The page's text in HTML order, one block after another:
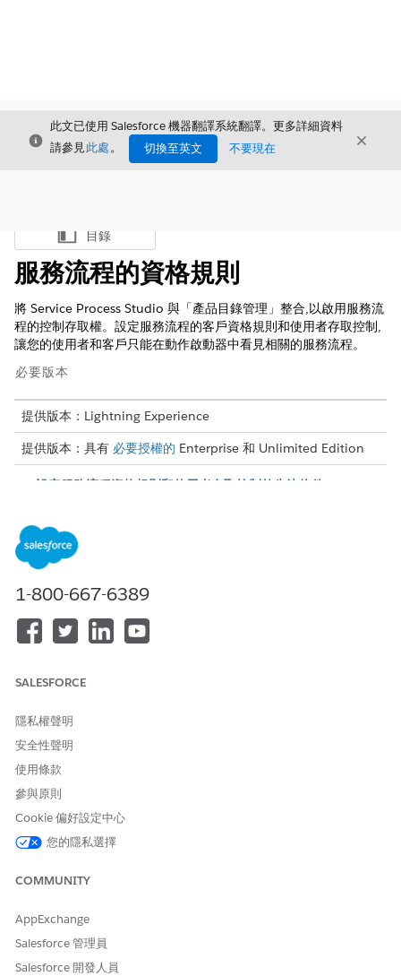
結束
此文已使用 Salesforce 機器翻譯系統翻譯。更多詳細資料
請參見此處。 切換至英文 不要現在 結束
顯示目錄
目錄
服務流程的資格規則
將 Service Process Studio 與「產品目錄管理」整合,以啟用服務流
程的控制存取權。設定服務流程的客戶資格規則和使用者存取控制,
讓您的使用者和客戶只能在動作啟動器中看見相關的服務流程。
必要版本
提供版本：Lightning Experience
提供版本：具有 必要授權的 Enterprise 和 Unlimited Edition
設定服務流程資格規則和使用者存取控制的先決條件
可作為服務流程產品使用。您可以將 Service Process Studio
中的服務流程定義同步至「產品型錄管理」,將服務流程列為產
品。在您同步化服務流程定義之前,請先檢閱這些考量事項。
範例：設定服務流程的資格規則和使用者存取控制
定資格規則。您的客戶和使用者只會在「個人帳戶」的記錄詳細
資料頁面上,看到他們符合動作啟動器資格的服務流程產品。您
1-800-667-6389
SALESFORCE
隱私權聲明
安全性聲明
使用條款
參與原則
Cookie 偏好設定中心
您的隱私選擇
COMMUNITY
AppExchange
Salesforce 管理員
Salesforce 開發人員